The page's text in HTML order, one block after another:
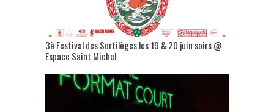
3è Festival des Sortilèges les 19 & 20 juin soirs @
Espace Saint Michel